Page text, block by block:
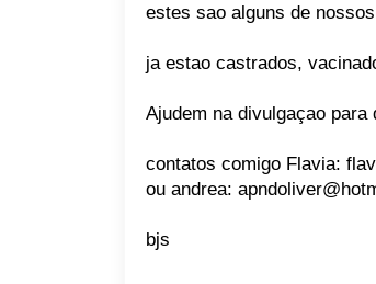
estes sao alguns de
ja estao castrados,
Ajudem na divulgaçao
contatos comigo Flavia:
ou andrea:
bjs